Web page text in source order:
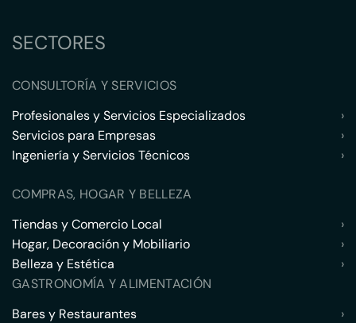
SECTORES
CONSULTORÍA Y SERVICIOS
Profesionales y Servicios Especializados
›
Servicios para Empresas
›
Ingeniería y Servicios Técnicos
›
COMPRAS, HOGAR Y BELLEZA
Tiendas y Comercio Local
›
Hogar, Decoración y Mobiliario
›
Belleza y Estética
›
GASTRONOMÍA Y ALIMENTACIÓN
Bares y Restaurantes
›